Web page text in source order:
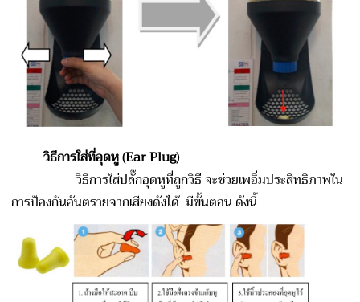
วิธีการใส่ที่อุดหู(Ear Plug)
วิธีการใส่ปลั๊กอุดหูที่ถูกวิธี จะช่วยเพอิ่มประสิทธิภาพใน
การป้องกันอันตรายจากเสียงดังได้ มีขั้นตอน ดังนี้